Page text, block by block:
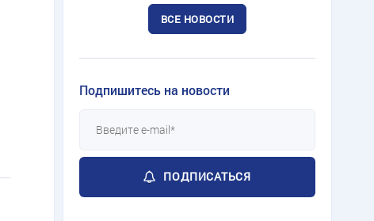
ВСЕ НОВОСТИ
Подпишитесь на новости
ПОДПИСАТЬСЯ